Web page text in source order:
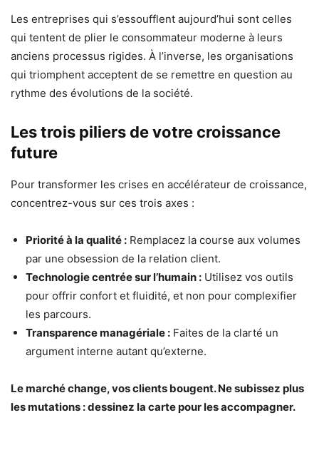
Les entreprises qui s’essoufflent aujourd’hui sont celles
qui tentent de plier le consommateur moderne à leurs
anciens processus rigides. À l’inverse, les organisations
qui triomphent acceptent de se remettre en question au
rythme des évolutions de la société.
Les trois piliers de votre croissance
future
Pour transformer les crises en accélérateur de croissance,
concentrez-vous sur ces trois axes :
Priorité à la qualité : Remplacez la course aux volumes
par une obsession de la relation client.
Technologie centrée sur l’humain : Utilisez vos outils
pour offrir confort et fluidité, et non pour complexifier
les parcours.
Transparence managériale : Faites de la clarté un
argument interne autant qu’externe.
Le marché change, vos clients bougent. Ne subissez plus
les mutations : dessinez la carte pour les accompagner.